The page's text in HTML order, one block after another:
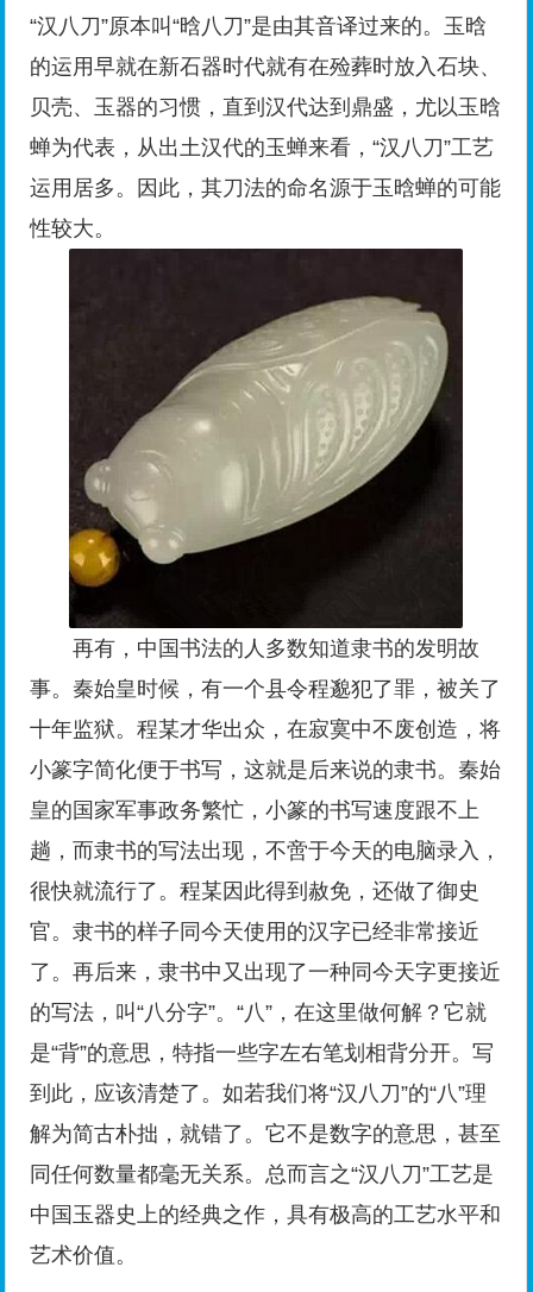
“汉八刀”原本叫“晗八刀”是由其音译过来的。玉晗
的运用早就在新石器时代就有在殓葬时放入石块、
贝壳、玉器的习惯，直到汉代达到鼎盛，尤以玉晗
蝉为代表，从出土汉代的玉蝉来看，“汉八刀”工艺
运用居多。因此，其刀法的命名源于玉晗蝉的可能
性较大。
再有，中国书法的人多数知道隶书的发明故
事。秦始皇时候，有一个县令程邈犯了罪，被关了
十年监狱。程某才华出众，在寂寞中不废创造，将
小篆字简化便于书写，这就是后来说的隶书。秦始
皇的国家军事政务繁忙，小篆的书写速度跟不上
趟，而隶书的写法出现，不啻于今天的电脑录入，
很快就流行了。程某因此得到赦免，还做了御史
官。隶书的样子同今天使用的汉字已经非常接近
了。再后来，隶书中又出现了一种同今天字更接近
的写法，叫“八分字”。“八”，在这里做何解？它就
是“背”的意思，特指一些字左右笔划相背分开。写
到此，应该清楚了。如若我们将“汉八刀”的“八”理
解为简古朴拙，就错了。它不是数字的意思，甚至
同任何数量都毫无关系。总而言之“汉八刀”工艺是
中国玉器史上的经典之作，具有极高的工艺水平和
艺术价值。